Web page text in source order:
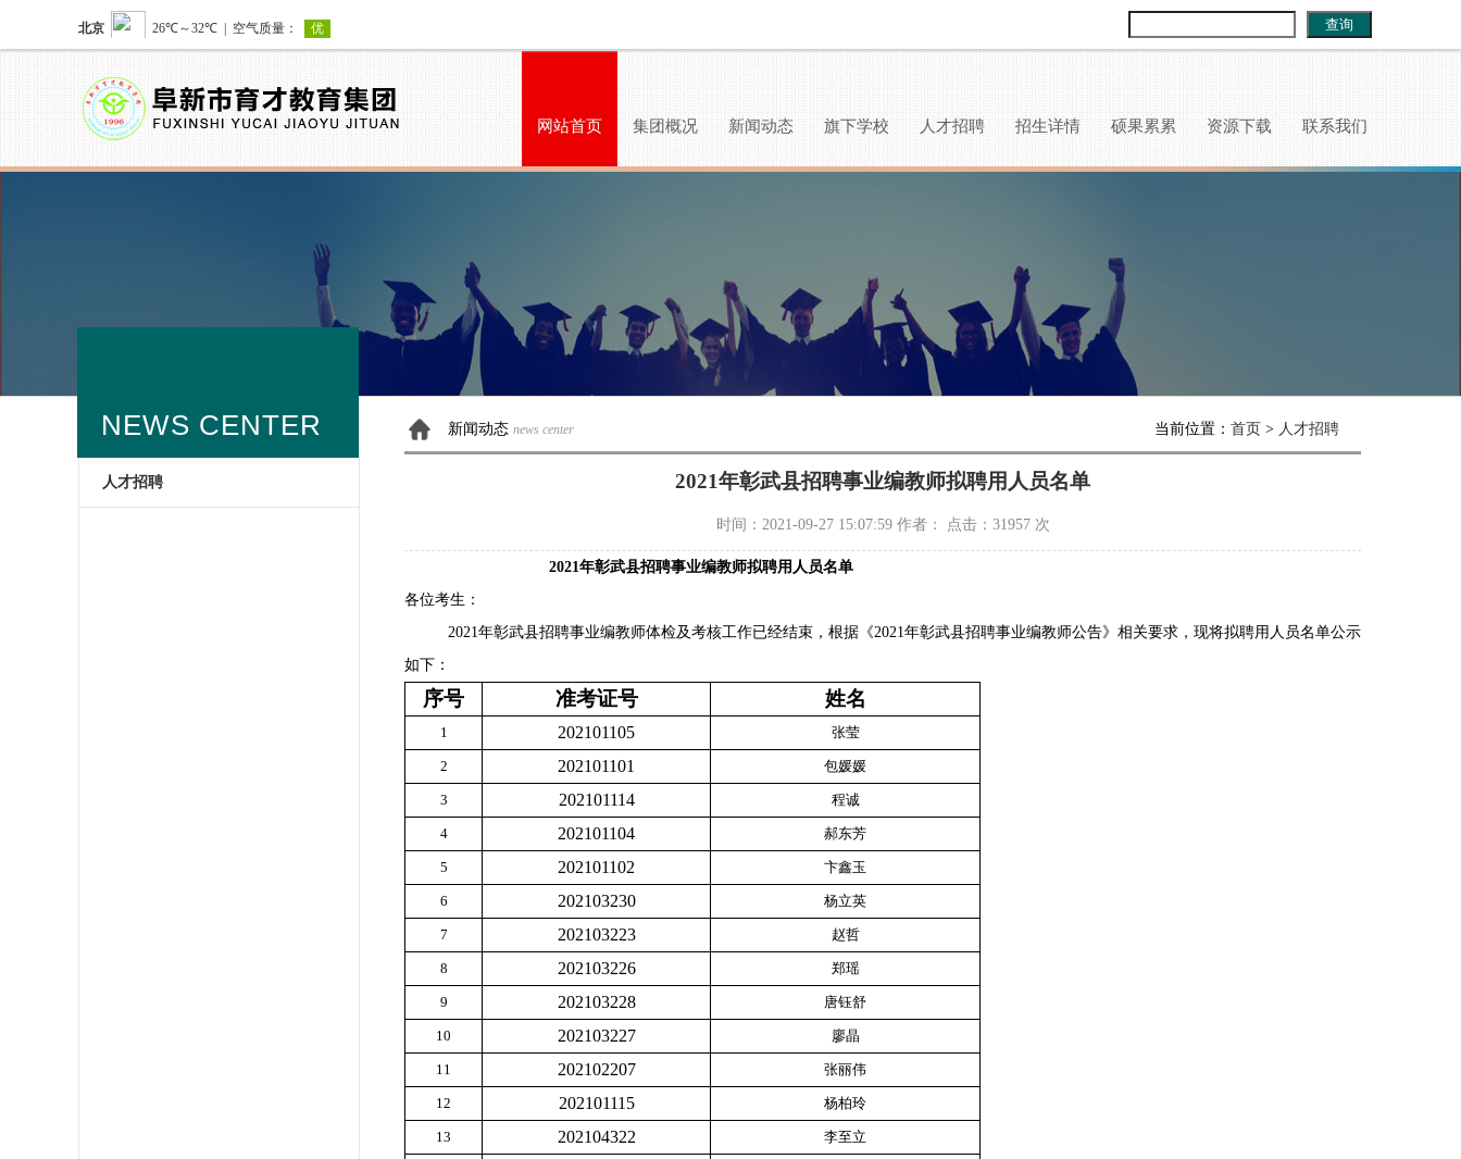
查询
网站首页 集团概况 新闻动态 旗下学校 人才招聘 招生详情 硕果累累 资源下载 联系我们
NEWS CENTER
人才招聘
新闻动态 news center 当前位置： 首页 > 人才招聘
2021年彰武县招聘事业编教师拟聘用人员名单
时间：2021-09-27 15:07:59 作者： 点击：31957 次
2021 年彰武县招聘事业编教师拟聘用人员名单
各位考生：
2021年彰武县招聘事业编教师体检及考核工作已经结束，根据《2021年彰武县招聘事业编教师公告》相关要求，现将拟聘用人员名单公示
如下：
序号 准考证号 姓名
1 202101105 张莹
2 202101101 包媛媛
3 202101114 程诚
4 202101104 郝东芳
5 202101102 卞鑫玉
6 202103230 杨立英
7 202103223 赵哲
8 202103226 郑瑶
9 202103228 唐钰舒
10 202103227 廖晶
11 202102207 张丽伟
12 202101115 杨柏玲
13 202104322 李至立